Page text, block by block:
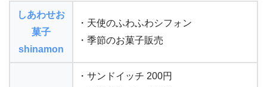
しあわせお
菓子
shinamon
・天使のふわふわシフォン
・季節のお菓子販売
・サンドイッチ 200円